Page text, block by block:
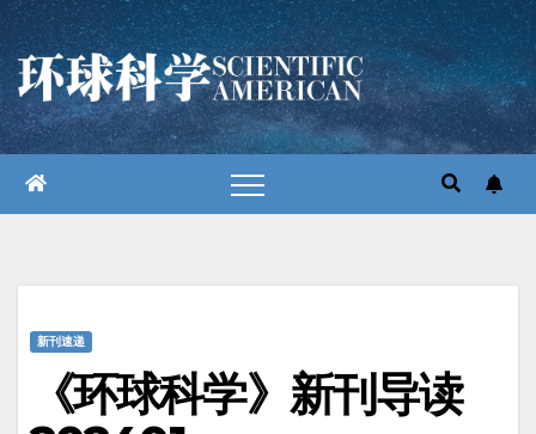
跳
至
内
容
新刊速递
《环球科学》新刊导读